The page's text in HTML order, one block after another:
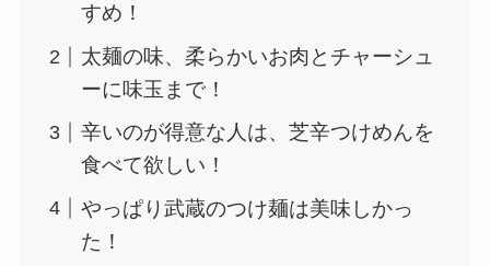
すめ！
太麺の味、柔らかいお肉とチャーシュ
ーに味玉まで！
辛いのが得意な人は、芝辛つけめんを
食べて欲しい！
やっぱり武蔵のつけ麺は美味しかっ
た！